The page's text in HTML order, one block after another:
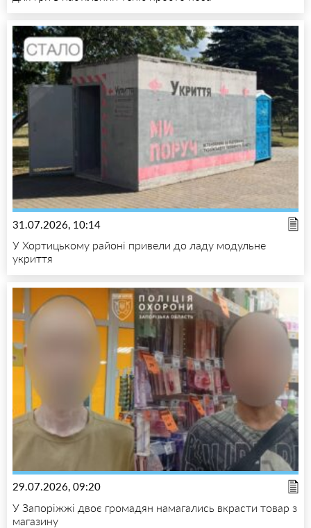
31.07.2026, 10:14
У Хортицькому районі привели до ладу модульне
укриття
29.07.2026, 09:20
У Запоріжжі двоє громадян намагались вкрасти товар з
магазину